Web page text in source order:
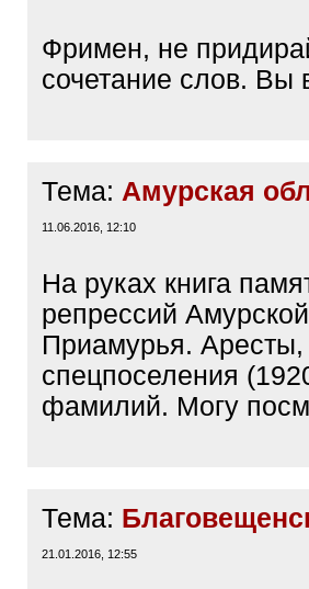
Фримен, не
сочетание слов. Вы
Тема: Амурская
11.06.2016, 12:10
На руках книга
репрессий
Приамурья.
спецпоселения
фамилий. Могу
Тема:
21.01.2016, 12:55